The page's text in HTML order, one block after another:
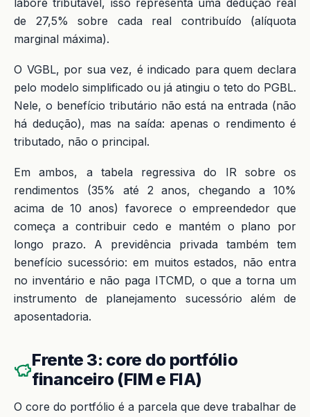
labore tributável, isso representa uma dedução real
de 27,5% sobre cada real contribuído (alíquota
marginal máxima).
O VGBL, por sua vez, é indicado para quem declara
pelo modelo simplificado ou já atingiu o teto do PGBL.
Nele, o benefício tributário não está na entrada (não
há dedução), mas na saída: apenas o rendimento é
tributado, não o principal.
Em ambos, a tabela regressiva do IR sobre os
rendimentos (35% até 2 anos, chegando a 10%
acima de 10 anos) favorece o empreendedor que
começa a contribuir cedo e mantém o plano por
longo prazo. A previdência privada também tem
benefício sucessório: em muitos estados, não entra
no inventário e não paga ITCMD, o que a torna um
instrumento de planejamento sucessório além de
aposentadoria.
Frente 3: core do portfólio
financeiro (FIM e FIA)
O core do portfólio é a parcela que deve trabalhar de